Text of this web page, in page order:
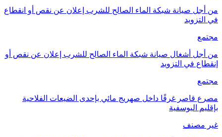
من أجل صيانة شبكة الماء الصالح للشرب إعلان عن نقص أو انقطاع
في التزويد
مجتمع
من أجل أشغال صيانة شبكة الماء الصالح للشرب إعلان عن نقص أو
إنقطاع في التزويد
مجتمع
مصرع قاصر غرقًا داخل صهريج مائي بإحدى الضيعات الفلاحية
بإقليم اليوسفية
غير مصنف